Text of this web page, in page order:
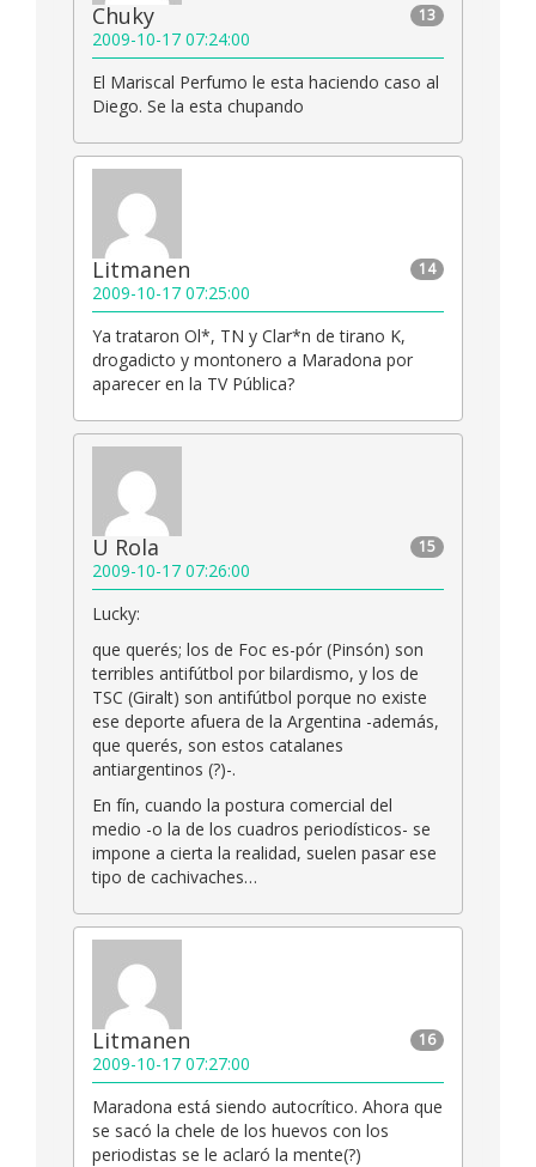
13
Chuky
2009-10-17 07:24:00
El Mariscal Perfumo le esta haciendo caso al
Diego. Se la esta chupando
14
Litmanen
2009-10-17 07:25:00
Ya trataron Ol*, TN y Clar*n de tirano K,
drogadicto y montonero a Maradona por
aparecer en la TV Pública?
15
U Rola
2009-10-17 07:26:00
Lucky:
que querés; los de Foc es-pór (Pinsón) son
terribles antifútbol por bilardismo, y los de
TSC (Giralt) son antifútbol porque no existe
ese deporte afuera de la Argentina -además,
que querés, son estos catalanes
antiargentinos (?)-.
En fín, cuando la postura comercial del
medio -o la de los cuadros periodísticos- se
impone a cierta la realidad, suelen pasar ese
tipo de cachivaches…
16
Litmanen
2009-10-17 07:27:00
Maradona está siendo autocrítico. Ahora que
se sacó la chele de los huevos con los
periodistas se le aclaró la mente(?)